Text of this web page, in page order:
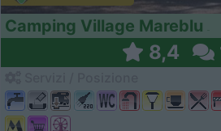
Camping Village Mareblu
8,4